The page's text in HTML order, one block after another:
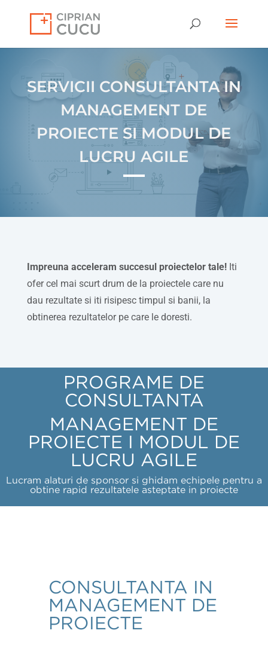
SERVICII CONSULTANTA IN
MANAGEMENT DE
PROIECTE SI MODUL DE
LUCRU AGILE
Impreuna acceleram succesul proiectelor tale! Iti
ofer cel mai scurt drum de la proiectele care nu
dau rezultate si iti risipesc timpul si banii, la
obtinerea rezultatelor pe care le doresti.
PROGRAME DE
CONSULTANTA
MANAGEMENT DE
PROIECTE I MODUL DE
LUCRU AGILE
Lucram alaturi de sponsor si ghidam echipele pentru a
obtine rapid rezultatele asteptate in proiecte
CONSULTANTA IN
MANAGEMENT DE
PROIECTE